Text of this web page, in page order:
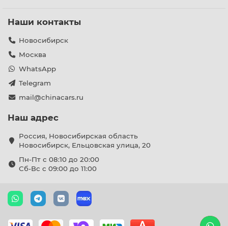
Наши контакты
Новосибирск
Москва
WhatsApp
Telegram
mail@chinacars.ru
Наш адрес
Россия, Новосибирская область
Новосибирск, Ельцовская улица, 20
Пн-Пт с 08:10 до 20:00
Сб-Вс с 09:00 до 11:00